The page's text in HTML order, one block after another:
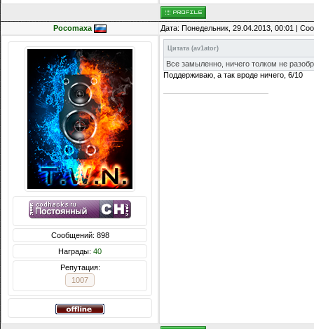
Pocomaxa Дата: Понедельник, 29.04.2013, 00:01 |
Сообщений: 898
Награды: 40
Репутация:
1007
Цитата (av1ator)
Все замыленно, ничего толком не
Поддерживаю, а так вроде ничего, 6/10